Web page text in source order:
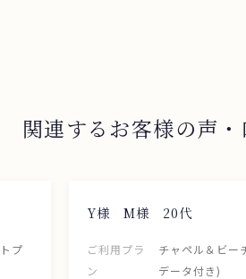
関連するお客様の声
プ
Y様 M様 20代
ご利用プラ
ン
チャペル＆ビー
データ付き)